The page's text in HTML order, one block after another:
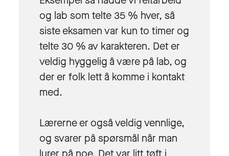
og lab som telte 35 % hver, så
siste eksamen var kun to timer og
telte 30 % av karakteren. Det er
veldig hyggelig å være på lab, og
der er folk lett å komme i kontakt
med.
Lærerne er også veldig vennlige,
og svarer på spørsmål når man